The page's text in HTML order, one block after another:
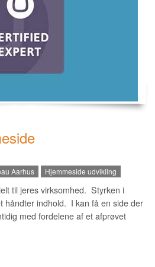
Aarhus Hjemmeside udvikling
til jeres virksomhed. Styrken i
håndter indhold. I kan få en side der
med fordelene af et afprøvet